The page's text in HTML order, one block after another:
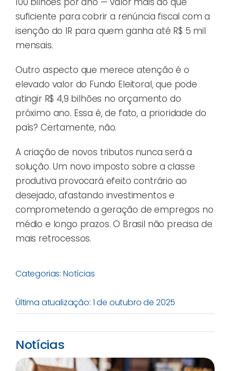
suficiente para cobrir a renúncia fiscal com a
isenção do IR para quem ganha até R$ 5 mil
mensais.
Outro aspecto que merece atenção é o
elevado valor do Fundo Eleitoral, que pode
atingir R$ 4,9 bilhões no orçamento do
próximo ano. Essa é, de fato, a prioridade do
país? Certamente, não.
A criação de novos tributos nunca será a
solução. Um novo imposto sobre a classe
produtiva provocará efeito contrário ao
desejado, afastando investimentos e
comprometendo a geração de empregos no
médio e longo prazos. O Brasil não precisa de
mais retrocessos.
Categorias: Notícias
Última atualização: 1 de outubro de 2025
Notícias